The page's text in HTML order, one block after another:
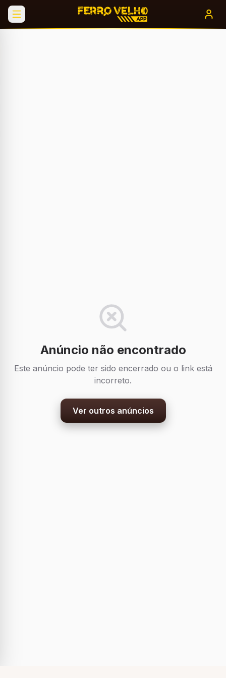
Anúncio não encontrado
Este anúncio pode ter sido encerrado ou o link está
incorreto.
Ver outros anúncios